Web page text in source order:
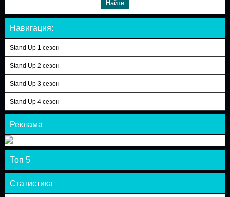
Навигация:
Stand Up 1 сезон
Stand Up 2 сезон
Stand Up 3 сезон
Stand Up 4 сезон
Реклама
Топ 5
Статистика